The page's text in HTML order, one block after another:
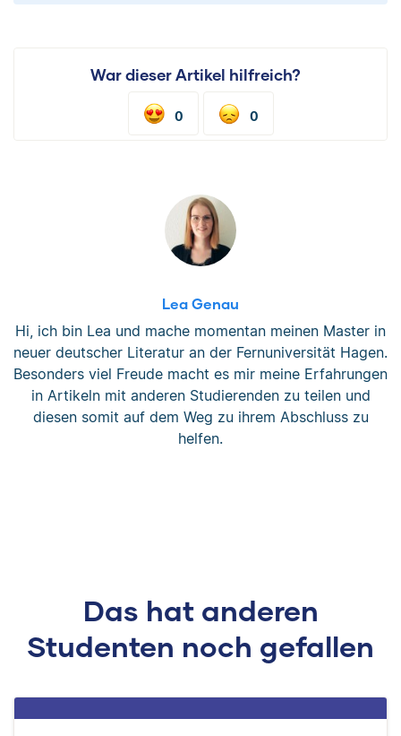
War dieser Artikel hilfreich?
0 0
Lea Genau
Hi, ich bin Lea und mache momentan meinen Master in
neuer deutscher Literatur an der Fernuniversität Hagen.
Besonders viel Freude macht es mir meine Erfahrungen
in Artikeln mit anderen Studierenden zu teilen und
diesen somit auf dem Weg zu ihrem Abschluss zu
helfen.
Das hat anderen
Studenten noch gefallen